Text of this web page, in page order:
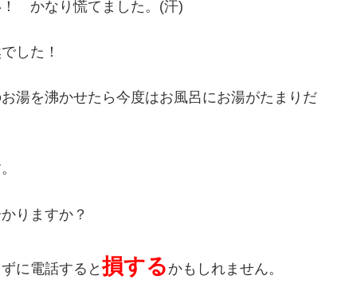
！ かなり慌てました。(汗)
した！
湯を沸かせたら今度はお風呂にお湯がたまりだ
りますか？
に電話すると損する かもしれません。